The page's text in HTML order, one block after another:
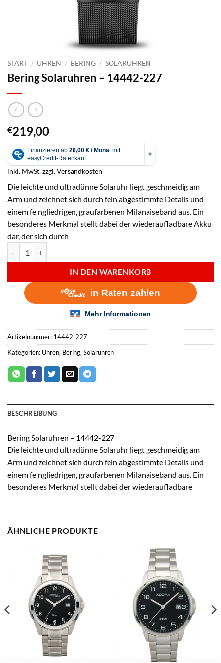
START / UHREN / BERING / SOLARUHREN
Bering Solaruhren – 14442-227
€219,00
inkl. MwSt.zzgl.Versandkosten
Die leichte und ultradünne Solaruhr liegt geschmeidig am
Arm und zeichnet sich durch fein abgestimmte Details und
einem feingliedrigen, graufarbenen Milanaiseband aus. Ein
besonderes Merkmal stellt dabei der wiederaufladbare Akku
dar, der sich durch
IN DEN WARENKORB
Artikelnummer: 14442-227
Kategorien: Uhren, Bering,Solaruhren
BESCHREIBUNG
Bering Solaruhren – 14442-227
Die leichte und ultradünne Solaruhr liegt geschmeidig am
Arm und zeichnet sich durch fein abgestimmte Details und
einem feingliedrigen, graufarbenen Milanaiseband aus. Ein
besonderes Merkmal stellt dabei der wiederaufladbare
ÄHNLICHE PRODUKTE